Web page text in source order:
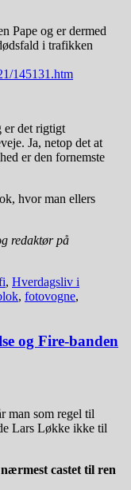
Pape og er dermed
i trafikken
145131.htm
er det rigtigt
Ja, netop det at
er den fornemste
hvor man ellers
redaktør på
, Hverdagsliv i
, fotovogne,
og Fire-banden
man som regel til
Lars Løkke ikke til
castet til ren